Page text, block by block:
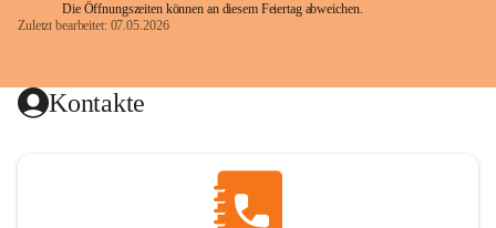
Die Öffnungszeiten können an diesem Feiertag abweichen.
Zuletzt bearbeitet: 07.05.2026
Kontakte